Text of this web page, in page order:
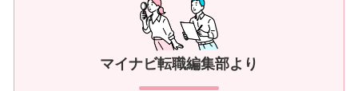
マイナビ転職編集部より